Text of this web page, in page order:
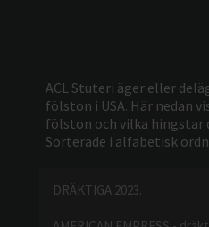
ACL Stuteri äger eller
fölston i USA. Här nedan
fölston och vilka hingstar
Sorterade i alfabetisk
DRÄKTIGA 2023.